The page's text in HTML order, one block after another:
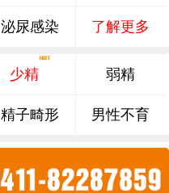
泌尿感染 了解更多
少精 弱精
精子畸形 男性不育